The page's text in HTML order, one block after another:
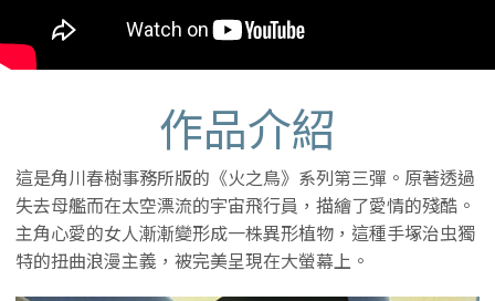
作品介紹
這是角川春樹事務所版的《火之鳥》系列第三彈。原著透過
失去母艦而在太空漂流的宇宙飛行員，描繪了愛情的殘酷。
主角心愛的女人漸漸變形成一株異形植物，這種手塚治虫獨
特的扭曲浪漫主義，被完美呈現在大螢幕上。